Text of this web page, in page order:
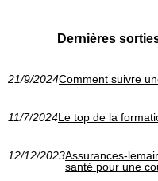
Dernières
21/9/2024Comment suivre
11/7/2024Le top de la
12/12/2023Assurances-
santé pour une